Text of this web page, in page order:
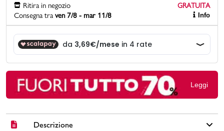
Gift card
Ritira in negozio
GRATUITA
Consegna tra ven 7/8 - mar 11/8 Info
Leggi
Descrizione